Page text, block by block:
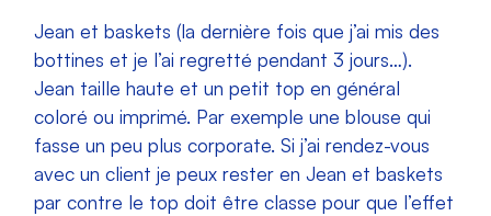
Jean et baskets (la dernière fois que j’ai mis des
bottines et je l’ai regretté pendant 3 jours…).
Jean taille haute et un petit top en général
coloré ou imprimé. Par exemple une blouse qui
fasse un peu plus corporate. Si j’ai rendez-vous
avec un client je peux rester en Jean et baskets
par contre le top doit être classe pour que l’effet